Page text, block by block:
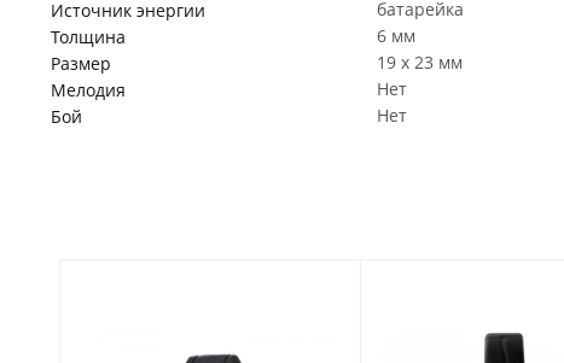
Источник энергии
батарейка
Толщина
6 мм
Размер
19 x 23 мм
Мелодия
Нет
Бой
Нет